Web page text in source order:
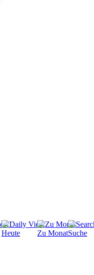
Heute Zu MonatSuche